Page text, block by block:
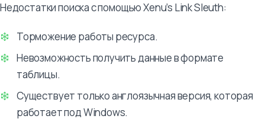
Недостатки поиска с помощью Xenu’s Link Sleuth:
Торможение работы ресурса.
Невозможность получить данные в формате
таблицы.
Существует только англоязычная версия, которая
работает под Windows.